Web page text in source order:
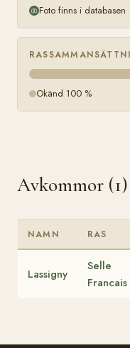
Foto finns i databasen
Okänd 100 %
Avkommor (1)
NAMN RAS
Lassigny
Selle
Francais